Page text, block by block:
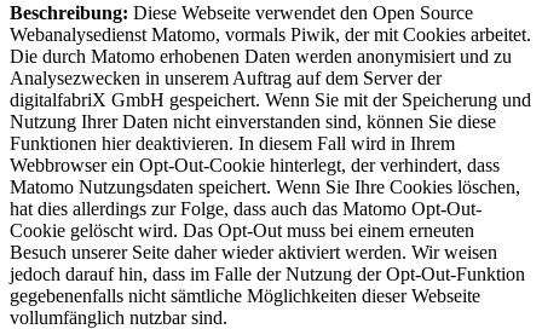
Beschreibung: Diese Webseite verwendet den Open Source
Webanalysedienst Matomo, vormals Piwik, der mit Cookies arbeitet.
Die durch Matomo erhobenen Daten werden anonymisiert und zu
Analysezwecken in unserem Auftrag auf dem Server der
digitalfabriX GmbH gespeichert. Wenn Sie mit der Speicherung und
Nutzung Ihrer Daten nicht einverstanden sind, können Sie diese
Funktionen hier deaktivieren. In diesem Fall wird in Ihrem
Webbrowser ein Opt-Out-Cookie hinterlegt, der verhindert, dass
Matomo Nutzungsdaten speichert. Wenn Sie Ihre Cookies löschen,
hat dies allerdings zur Folge, dass auch das Matomo Opt-Out-
Cookie gelöscht wird. Das Opt-Out muss bei einem erneuten
Besuch unserer Seite daher wieder aktiviert werden. Wir weisen
jedoch darauf hin, dass im Falle der Nutzung der Opt-Out-Funktion
gegebenenfalls nicht sämtliche Möglichkeiten dieser Webseite
vollumfänglich nutzbar sind.